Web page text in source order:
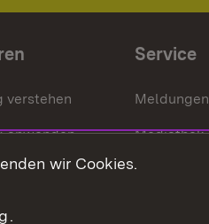
verstehen
anwenden
stärken
Service
Meldungen
Mediathek
wir Cookies.
.